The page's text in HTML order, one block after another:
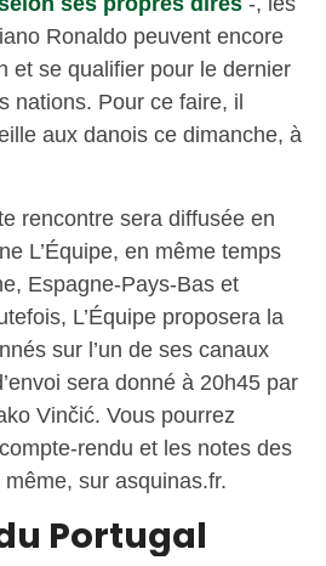
Ronaldo peuvent encore
et se qualifier pour le dernier
nations. Pour ce faire, il
aux danois ce dimanche, à
rencontre sera diffusée en
L’Équipe, en même temps
Espagne-Pays-Bas et
L’Équipe proposera la
sur l’un de ses canaux
sera donné à 20h45 par
Vinčić. Vous pourrez
rendu et les notes des
sur asquinas.fr.
Portugal